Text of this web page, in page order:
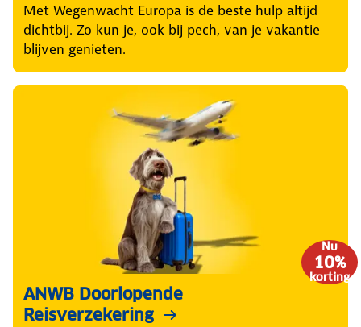
Met Wegenwacht Europa is de beste hulp altijd
dichtbij. Zo kun je, ook bij pech, van je vakantie
blijven genieten.
Nu
10%
korting
ANWB Doorlopende
Reisverzekering